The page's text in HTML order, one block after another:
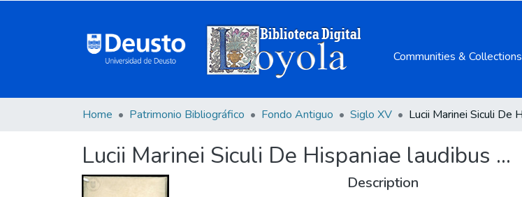
Communities & Collections
Home Patrimonio Bibliográfico Fondo Antiguo Siglo XV
Lucii Marinei Siculi De Hispaniae laudibus ...
Description